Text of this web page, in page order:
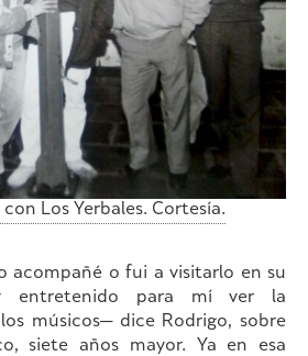
con Los Yerbales. Cortesía.
acompañé o fui a visitarlo en su
entretenido para mí ver la
músicos— dice Rodrigo, sobre
siete años mayor. Ya en esa